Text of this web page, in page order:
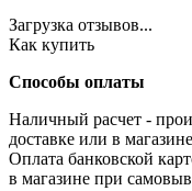
Загрузка отзывов...
Как купить
Способы оплаты
Наличный расчет -
доставке или в
Оплата банковской
в магазине при